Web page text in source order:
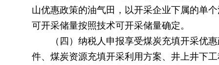
山优惠政策的油气田，以开采企业下属的单
可开采储量按照技术可开采储量确定。
（四）纳税人申报享受煤炭充填开采优惠
件、煤炭资源充填开采利用方案、井上井下